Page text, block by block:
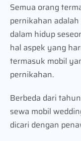
Semua orang
pernikahan
dalam hidup
hal aspek yang
termasuk mobil
pernikahan.
Berbeda dari
sewa mobil
dicari dengan